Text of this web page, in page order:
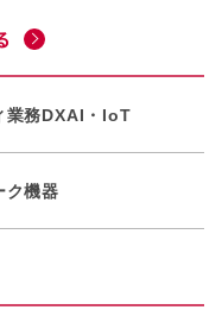
業務DXAI・IoT
ク機器